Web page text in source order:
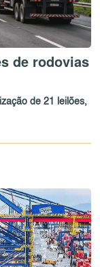
de rodovias
de 21 leilões,